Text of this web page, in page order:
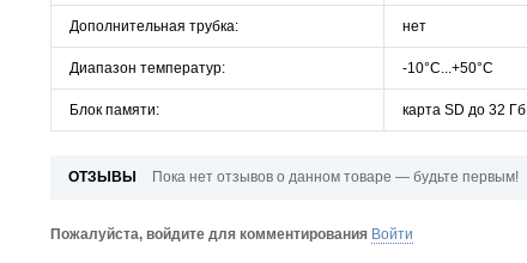
Дополнительная трубка: нет
Диапазон температур: -10°C...+50°C
Блок памяти: карта SD до 32 Гб
ОТЗЫВЫ Пока нет отзывов о данном товаре — будьте первым!
Пожалуйста, войдите для комментирования Войти